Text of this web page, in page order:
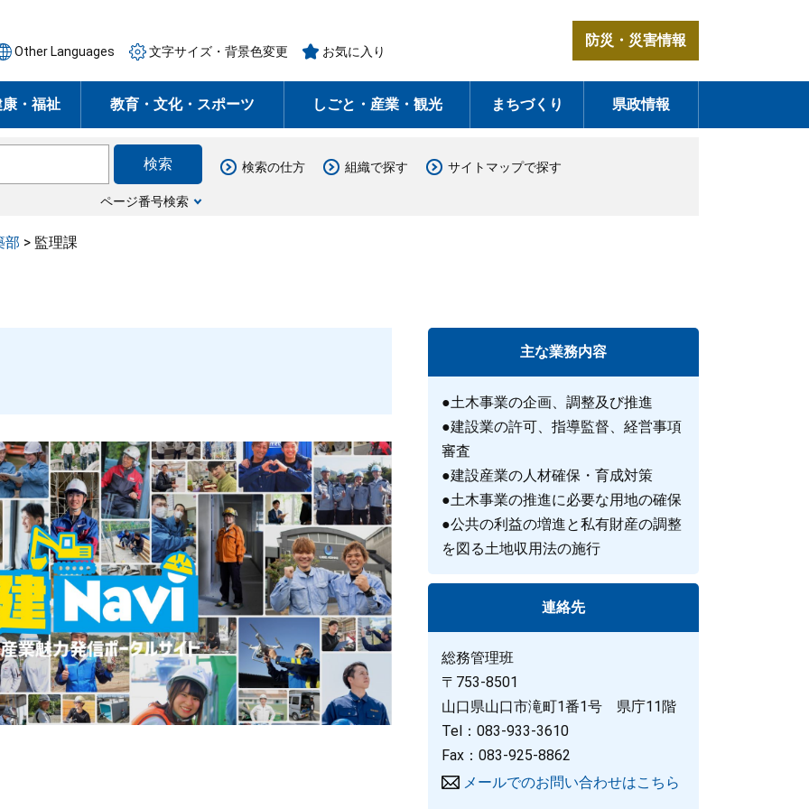
Other Languages 文字サイズ・背景色変更 お気に入り
防災・災害情報
・福祉 教育・文化・スポーツ しごと・産業・観光 まちづくり 県政情報
ページ番号検索
検索の仕方 組織で探す サイトマップで探す
部 > 監理課
主な業務内容
●土木事業の企画、調整及び推進
●建設業の許可、指導監督、経営事項
審査
●建設産業の人材確保・育成対策
●土木事業の推進に必要な用地の確保
●公共の利益の増進と私有財産の調整
を図る土地収用法の施行
連絡先
総務管理班
〒753-8501
山口県山口市滝町1番1号 県庁11階
Tel：083-933-3610
Fax：083-925-8862
メールでのお問い合わせはこちら